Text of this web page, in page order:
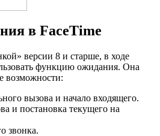
в FaceTime
версии 8 и старше, в ходе
функцию ожидания. Она
возможности:
вызова и начало входящего.
и постановка текущего на
звонка.